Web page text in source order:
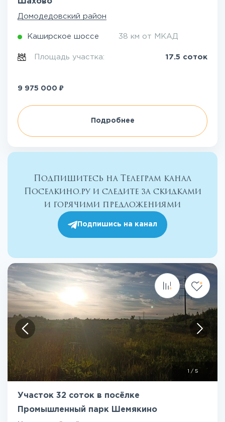
Домодедовский район
Каширское шоссе 38 км от МКАД
Площадь участка: 17.5 соток
9 975 000 ₽
Подробнее
Подпишитесь на Телеграм канал
Поселкино.ру и следите за скидками
и горячими предложениями
Подпишись на канал
/ 5
Участок 32 соток в посёлке
Промышленный парк Шемякино